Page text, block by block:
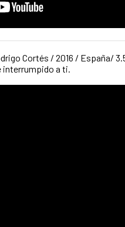
Cortés / 2016 / España/
interrumpido a ti.